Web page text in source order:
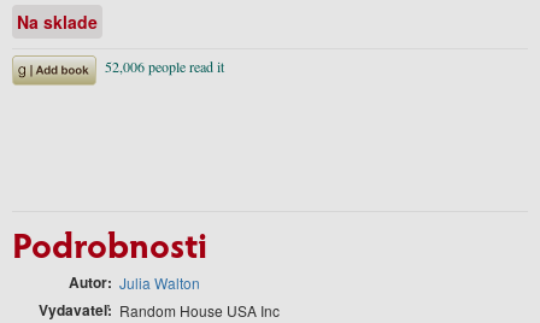
Na sklade
Podrobnosti
Autor Julia Walton
Vydavateľ Random House USA Inc